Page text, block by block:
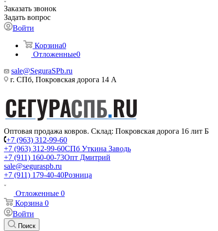
Заказать звонок
Задать вопрос
Войти
Корзина0
Отложенные0
sale@SeguraSPb.ru
г. СПб, Покровская дорога 14 А
Оптовая продажа ковров. Склад: Покровская дорога 16 лит Б
+7 (963) 312-99-60
+7 (963) 312-99-60СПб Уткина Заводь
+7 (911) 160-00-73Опт Дмитрий
sale@seguraspb.ru
+7 (911) 179-40-40Розница
Отложенные 0
Корзина 0
Войти
Поиск